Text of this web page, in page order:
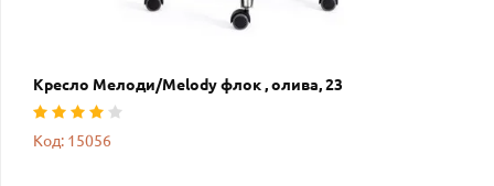
Кресло Мелоди/Melody флок , олива, 23
Код: 15056